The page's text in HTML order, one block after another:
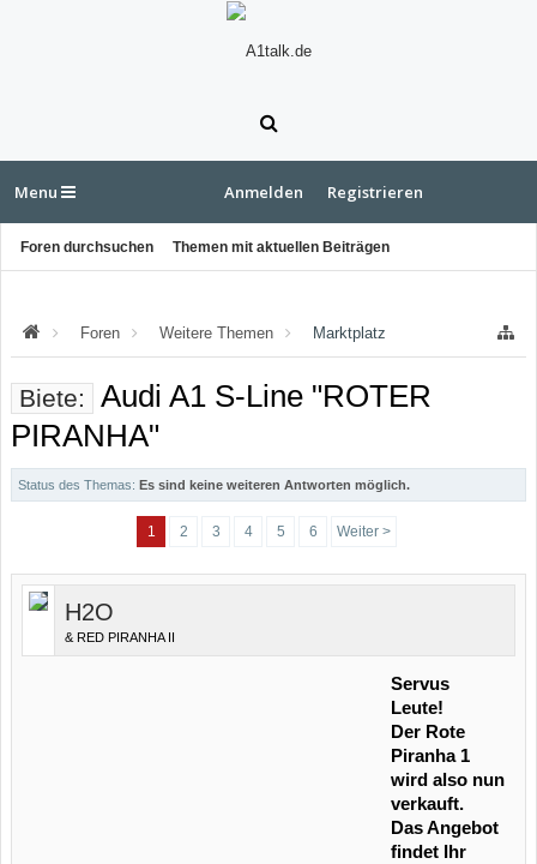
Menu
Foren durchsuchen Themen mit aktuellen Beiträgen
Anmelden Registrieren
Foren Weitere Themen Marktplatz
Biete:
Audi A1 S-Line "ROTER
PIRANHA"
Status des Themas: Es sind keine weiteren Antworten möglich.
1 2 3 4 5 6 Weiter >
H2O
& RED PIRANHA II
Servus
Leute!
Der Rote
Piranha 1
wird also nun
verkauft.
Das Angebot
findet Ihr